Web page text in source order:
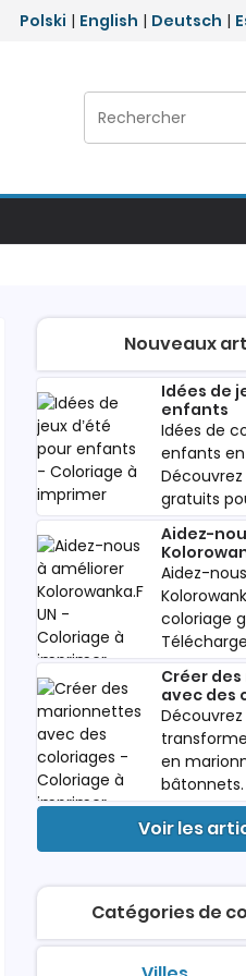
Polski | English | Deutsch |
Rechercher :
Nouveaux
Idées de
enfants
Idées de
enfants
gratuits
amusez-
Aidez-
Aidez-
coloriage
partagez
enfants.
Créer
avec des
en
gratuite
Télécharger
Voir les
Catégories de